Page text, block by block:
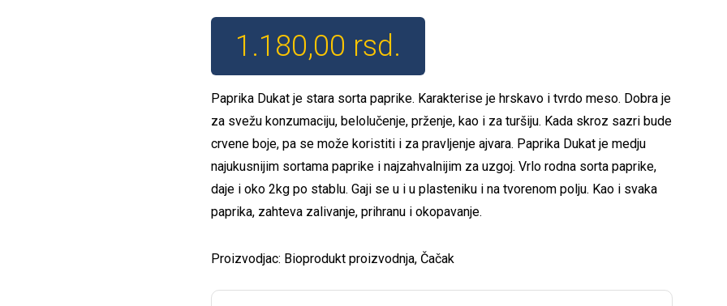
1.180,00 rsd.
Paprika Dukat je stara sorta paprike. Karakterise je hrskavo i tvrdo meso. Dobra je
za svežu konzumaciju, belolučenje, prženje, kao i za turšiju. Kada skroz sazri bude
crvene boje, pa se može koristiti i za pravljenje ajvara. Paprika Dukat je medju
najukusnijim sortama paprike i najzahvalnijim za uzgoj. Vrlo rodna sorta paprike,
daje i oko 2kg po stablu. Gaji se u i u plasteniku i na tvorenom polju. Kao i svaka
paprika, zahteva zalivanje, prihranu i okopavanje.
Proizvodjac: Bioprodukt proizvodnja, Čačak